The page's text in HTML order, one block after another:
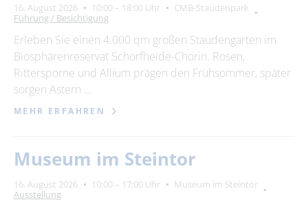
16. August 2026 10:00 – 18:00 Uhr
CMB-Staudenpark
Führung / Besichtigung
Erleben Sie einen 4.000 qm großen Staudengarten im
Biosphärenreservat Schorfheide-Chorin. Rosen,
Rittersporne und Allium prägen den Frühsommer, später
sorgen Astern …
MEHR ERFAHREN
Museum im Steintor
16. August 2026 10:00 – 17:00 Uhr
Museum im Steintor
Ausstellung